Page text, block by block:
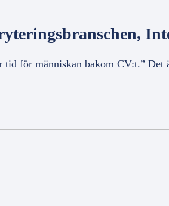
för människan bakom CV:t.” Det